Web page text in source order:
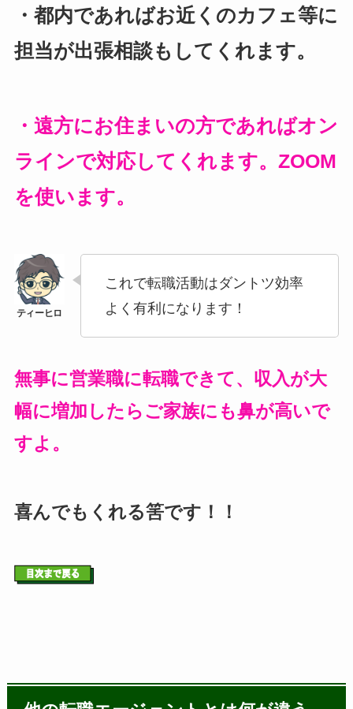
・都内であればお近くのカフェ等に
担当が出張相談もしてくれます。
・遠方にお住まいの方であればオン
ラインで対応してくれます。ZOOM
を使います。
これで転職活動はダントツ効率
よく有利になります！
無事に営業職に転職できて、収入が大
幅に増加したらご家族にも鼻が高いで
すよ。
喜んでもくれる筈です！！